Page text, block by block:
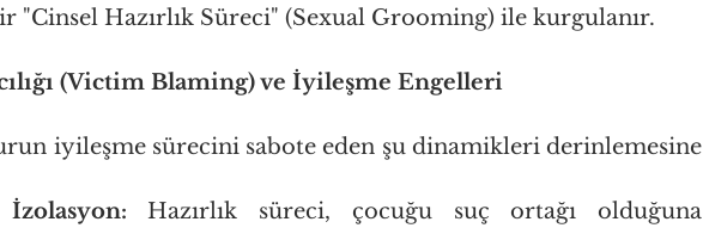
"Cinsel Hazırlık Süreci" (Sexual Grooming) ile kurgulanır.
(Victim Blaming) ve İyileşme Engelleri
iyileşme sürecini sabote eden şu dinamikleri derinlemesine
Hazırlık süreci, çocuğu suç ortağı olduğuna